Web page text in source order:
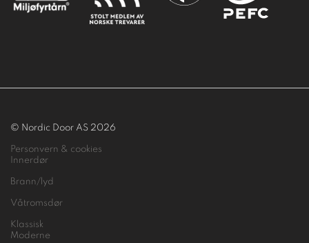
© Nordic Door AS 2026
Personvern & cookies
Innerdør
Brann/lyd
Våtromsdør
Klassisk
Moderne